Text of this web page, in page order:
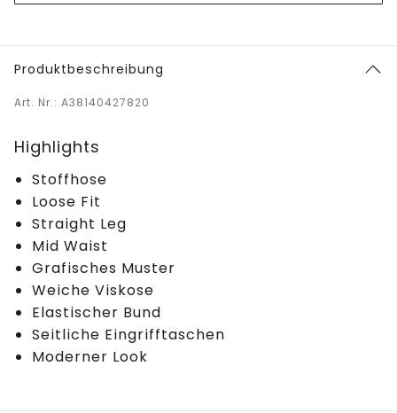
Produktbeschreibung
Art. Nr.: A38140427820
Highlights
Stoffhose
Loose Fit
Straight Leg
Mid Waist
Grafisches Muster
Weiche Viskose
Elastischer Bund
Seitliche Eingrifftaschen
Moderner Look